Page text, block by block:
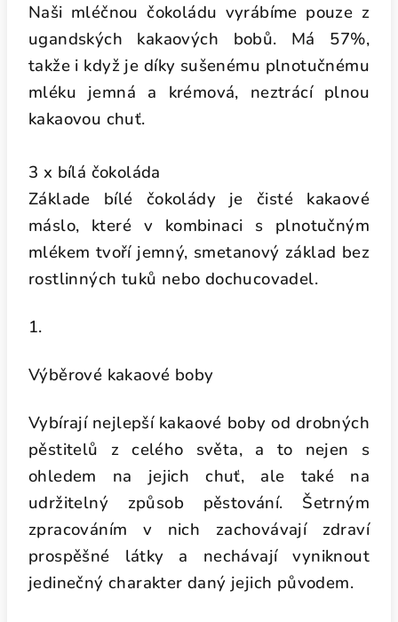
Naši mléčnou čokoládu vyrábíme pouze z
ugandských kakaových bobů. Má 57%,
takže i když je díky sušenému plnotučnému
mléku jemná a krémová, neztrácí plnou
kakaovou chuť.
3 x bílá čokoláda
Základe bílé čokolády je čisté kakaové
máslo, které v kombinaci s plnotučným
mlékem tvoří jemný, smetanový základ bez
rostlinných tuků nebo dochucovadel.
1.
Výběrové kakaové boby
Vybírají nejlepší kakaové boby od drobných
pěstitelů z celého světa, a to nejen s
ohledem na jejich chuť, ale také na
udržitelný způsob pěstování. Šetrným
zpracováním v nich zachovávají zdraví
prospěšné látky a nechávají vyniknout
jedinečný charakter daný jejich původem.